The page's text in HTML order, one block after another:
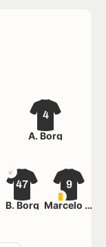
47
B. Borg
9
Marcelo Dias
4
A. Borg